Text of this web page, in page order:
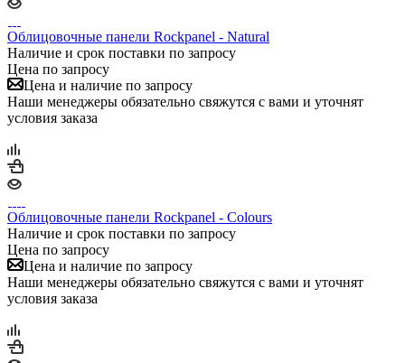
Облицовочные панели Rockpanel - Natural
Наличие и срок поставки по запросу
Цена по запросу
Цена и наличие по запросу
Наши менеджеры обязательно свяжутся с вами и уточнят
условия заказа
Облицовочные панели Rockpanel - Colours
Наличие и срок поставки по запросу
Цена по запросу
Цена и наличие по запросу
Наши менеджеры обязательно свяжутся с вами и уточнят
условия заказа